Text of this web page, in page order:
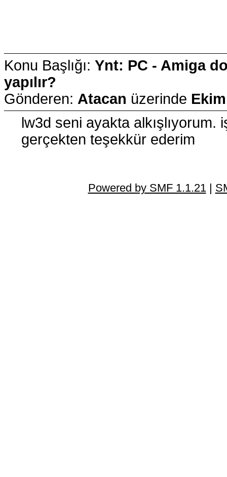
Konu Başlığı: Ynt: PC - Amiga
yapılır?
Gönderen: Atacan üzerinde
lw3d seni ayakta alkışlıyorum.
gerçekten teşekkür ederim
Powered by SMF 1.1.21|